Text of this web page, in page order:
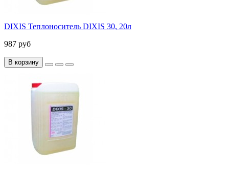
DIXIS Теплоноситель DIXIS 30, 20л
987 руб
В корзину